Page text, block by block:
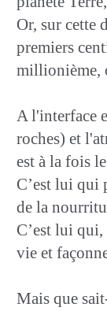
Or, sur cette
premiers
millionième,
A l'interface
roches) et
est à la fois
C’est lui qui
de la
C’est lui
vie et
Mais que